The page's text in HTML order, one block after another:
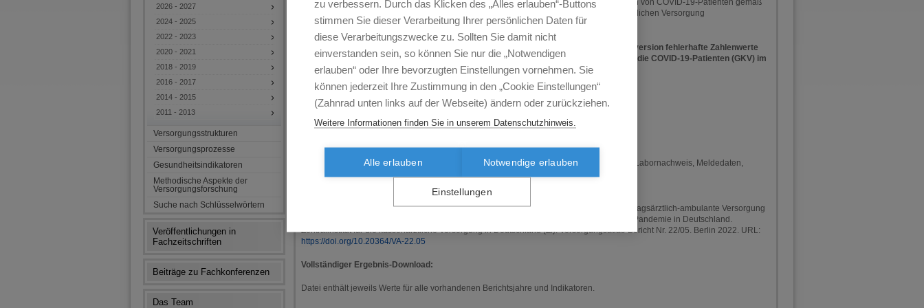
2026 - 2027
2024 - 2025
2022 - 2023
2020 - 2021
2018 - 2019
2016 - 2017
2014 - 2015
2011 - 2013
Versorgungsstrukturen
Versorgungsprozesse
Gesundheitsindikatoren
Methodische Aspekte der
Versorgungsforschung
Suche nach Schlüsselwörtern
Veröffentlichungen in
Fachzeitschriften
Beiträge zu Fachkonferenzen
Das Team
Erkrankungsverlauf in Zusammenhang stehen können. Öffentlich verfügbare Fallzahldaten von COVID-19-Patienten gemäß
Infektionsschutzgesetz (IfSG) werden den COVID-19-Patientenzahlen aus der vertragsärztlichen Versorgung
gegenübergestellt und mit diesen verglichen.
Korrigendum am 21.2.2022: In der Tabelle A-1 auf Seite 31 wurden zwei in der Originalversion fehlerhafte Zahlenwerte
korrigiert. Es handelt sich um die Werte für Nordrhein-Westfalen und Bund gesamt für die COVID-19-Patienten (GKV) im
3. Quartal 2020.
Bericht (Langversion; Version 2 mit Korrigendum am 21.12.2022)
Schlagwörter (Keywords):COVID-19, Diagnoseprävalenz, IfSG, Infektionsschutzgesetz, Labornachweis, Meldedaten,
Zitierweise des Berichts vom 04.08.2022
Heuer J, Bätzing J, Holstiege J, Akmatov MK, Dammertz L, Kohring C, von Stillfried D. Vertragsärztlich-ambulante Versorgung
von COVID-19 im bundesweiten regionalen Vergleich (Teil 1) - Schwerpunkt 1. Welle der Pandemie in Deutschland.
Zentralinstitut für die kassenärztliche Versorgung in Deutschland (Zi). Versorgungsatlas-Bericht Nr. 22/05. Berlin 2022. URL:
https://doi.org/10.20364/VA-22.05
Vollständiger Ergebnis-Download:
Datei enthält jeweils Werte für alle vorhandenen Berichtsjahre und Indikatoren.
zu verbessern. Durch das Klicken des „Alles erlauben“-Buttons
stimmen Sie dieser Verarbeitung Ihrer persönlichen Daten für
diese Verarbeitungszwecke zu. Sollten Sie damit nicht
einverstanden sein, so können Sie nur die „Notwendigen
erlauben“ oder Ihre bevorzugten Einstellungen vornehmen. Sie
können jederzeit Ihre Zustimmung in den „Cookie Einstellungen“
(Zahnrad unten links auf der Webseite) ändern oder zurückziehen.
Weitere Informationen finden Sie in unserem Datenschutzhinweis.
Alle erlauben Notwendige erlauben
Einstellungen